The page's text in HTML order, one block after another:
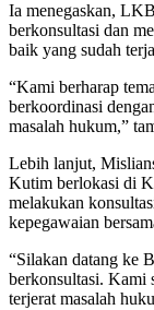
Ia menegaskan,
berkonsultasi dan
baik yang sudah
“Kami berharap
berkoordinasi
masalah hukum,”
Lebih lanjut,
Kutim berlokasi di
melakukan
kepegawaian
“Silakan datang ke
berkonsultasi. Kami
terjerat masalah